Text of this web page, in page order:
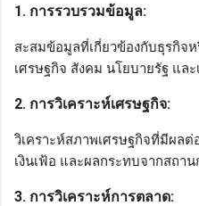
1. การรวบรวมข้อมูล:
สะสมข้อมูลที่เกี่ยวข้องกับธุรกิจ
เศรษฐกิจ สังคม นโยบายรัฐ แล
2. การวิเคราะห์เศรษฐกิจ:
วิเคราะห์สภาพเศรษฐกิจที่มีผลต่
เงินเฟ้อ และผลกระทบจากสถา
3. การวิเคราะห์การตลาด: